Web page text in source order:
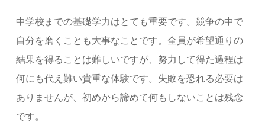
中学校までの基礎学力はとても重要です。競争の中で
自分を磨くことも大事なことです。全員が希望通りの
結果を得ることは難しいですが、努力して得た過程は
何にも代え難い貴重な体験です。失敗を恐れる必要は
ありませんが、初めから諦めて何もしないことは残念
です。